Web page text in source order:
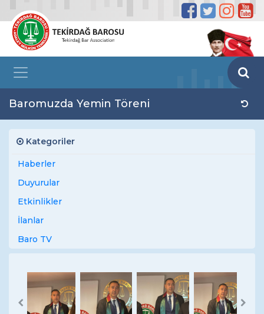
Baromuzda Yemin Töreni
Kategoriler
Haberler
Duyurular
Etkinlikler
İlanlar
Baro TV
Previous Next